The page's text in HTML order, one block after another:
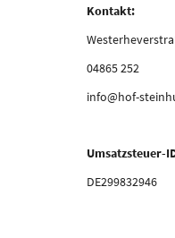
Kontakt:
04865 252
info@hof-
Umsatzsteuer-
DE299832946